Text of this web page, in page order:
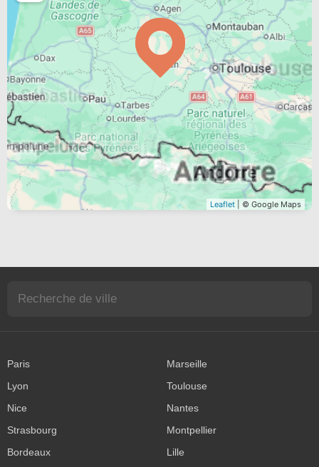
Leaflet | © Google Maps
Paris
Marseille
Lyon
Toulouse
Nice
Nantes
Strasbourg
Montpellier
Bordeaux
Lille